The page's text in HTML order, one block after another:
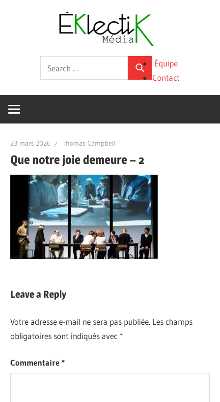
toutes
ses
formes
for:
Search
Équipe
Contact
23 mars 2026 Thomas Campbell
Que notre joie demeure – 2
Leave a Reply
Votre adresse e-mail ne sera pas publiée. Les champs
obligatoires sont indiqués avec *
Commentaire*